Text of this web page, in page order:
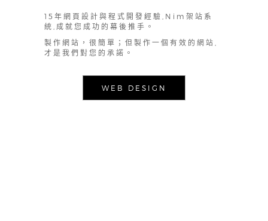
15年網頁設計與程式開發經驗,Nim架站系
統,成就您成功的幕後推手。
製作網站，很簡單；但製作一個有效的網站,
才是我們對您的承諾。
WEB DESIGN